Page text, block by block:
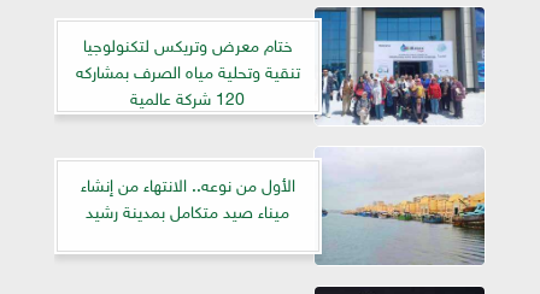
ختام معرض وتريكس لتكنولوجيا
تنقية وتحلية مياه الصرف بمشاركه
120 شركة عالمية
الأول من نوعه.. الانتهاء من إنشاء
ميناء صيد متكامل بمدينة رشيد